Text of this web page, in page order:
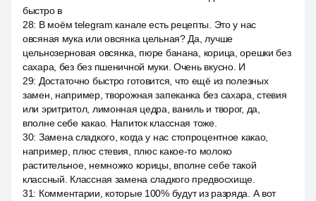
быстро в
28: В моём telegram канале есть рецепты. Это у нас
овсяная мука или овсянка цельная? Да, лучше
цельнозерновая овсянка, пюре банана, корица, орешки без
сахара, без без пшеничной муки. Очень вкусно. И
29: Достаточно быстро готовится, что ещё из полезных
замен, например, творожная запеканка без сахара, стевия
или эритритол, лимонная цедра, ваниль и творог, да,
вполне себе какао. Напиток классная тоже.
30: Замена сладкого, когда у нас стопроцентное какао,
например, плюс стевия, плюс какое-то молоко
растительное, немножко корицы, вполне себе такой
классный. Классная замена сладкого предвосхище.
31: Комментарии, которые 100% будут из разряда. А вот